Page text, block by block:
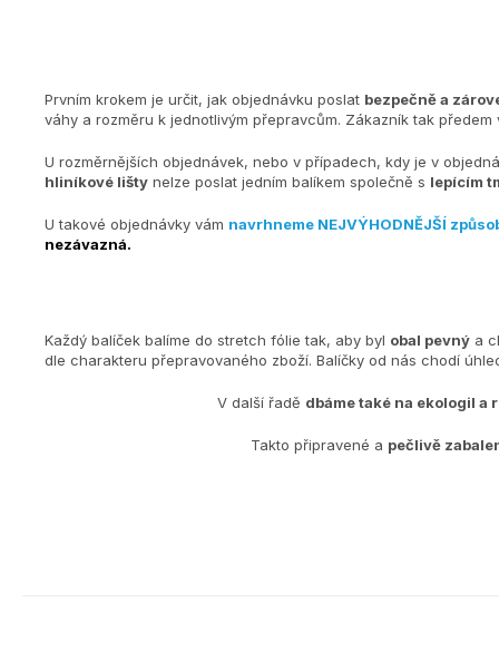
Prvním krokem je určit, jak objednávku poslat bezpečně a
váhy a rozměru k jednotlivým přepravcům. Zákazník tak
U rozměrnějších objednávek, nebo v případech, kdy je v
hliníkové lišty nelze poslat jedním balíkem společně s lepícím
U takové objednávky vám navrhneme NEJVÝHODNĚJŠÍ
nezávazná.
Každý balíček balíme do stretch fólie tak, aby byl obal pevný a
dle charakteru přepravovaného zboží. Balíčky od nás chodí
V další řadě dbáme také na ekologiI a
Takto připravené a pečlivě